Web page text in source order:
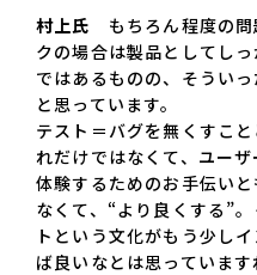
村上氏 もちろん程度の問
クの場合は製品としてし
ではあるものの、そうい
と思っています。
テスト＝バグを無くすこ
れだけではなくて、ユー
体験するためのお手伝い
なくて、“より良くする”
トという文化がもう少し
ば良いなとは思っています